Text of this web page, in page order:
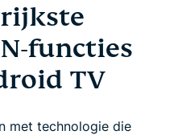
functies
TV
met technologie die